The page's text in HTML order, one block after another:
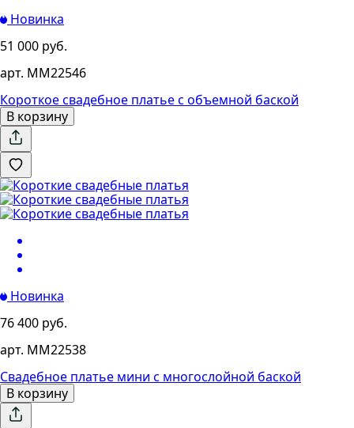
Новинка
51 000 руб.
арт. MM22546
Короткое свадебное платье с объемной баской
В корзину
Новинка
76 400 руб.
арт. MM22538
Свадебное платье мини с многослойной баской
В корзину